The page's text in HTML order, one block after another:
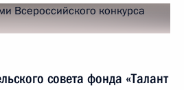
совета фонда «Талант